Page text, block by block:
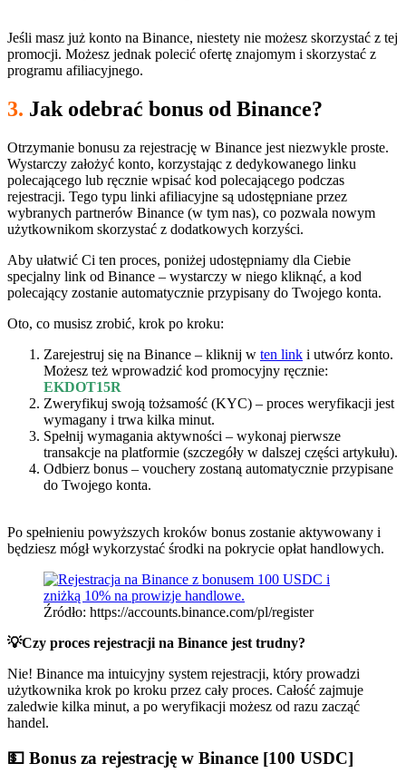
Jeśli masz już konto na Binance, niestety nie możesz skorzystać z tej
promocji. Możesz jednak polecić ofertę znajomym i skorzystać z
programu afiliacyjnego.
3. Jak odebrać bonus od Binance?
Otrzymanie bonusu za rejestrację w Binance jest niezwykle proste.
Wystarczy założyć konto, korzystając z dedykowanego linku
polecającego lub ręcznie wpisać kod polecającego podczas
rejestracji. Tego typu linki afiliacyjne są udostępniane przez
wybranych partnerów Binance (w tym nas), co pozwala nowym
użytkownikom skorzystać z dodatkowych korzyści.
Aby ułatwić Ci ten proces, poniżej udostępniamy dla Ciebie
specjalny link od Binance – wystarczy w niego kliknąć, a kod
polecający zostanie automatycznie przypisany do Twojego konta.
Oto, co musisz zrobić, krok po kroku:
Zarejestruj się na Binance – kliknij w ten link i utwórz konto.
Możesz też wprowadzić kod promocyjny ręcznie:
EKDOT15R
Zweryfikuj swoją tożsamość (KYC) – proces weryfikacji jest
wymagany i trwa kilka minut.
Spełnij wymagania aktywności – wykonaj pierwsze
transakcje na platformie (szczegóły w dalszej części artykułu).
Odbierz bonus – vouchery zostaną automatycznie przypisane
do Twojego konta.
Po spełnieniu powyższych kroków bonus zostanie aktywowany i
będziesz mógł wykorzystać środki na pokrycie opłat handlowych.
Źródło: https://accounts.binance.com/pl/register
💡Czy proces rejestracji na Binance jest trudny?
Nie! Binance ma intuicyjny system rejestracji, który prowadzi
użytkownika krok po kroku przez cały proces. Całość zajmuje
zaledwie kilka minut, a po weryfikacji możesz od razu zacząć
handel.
💵 Bonus za rejestrację w Binance [100 USDC]